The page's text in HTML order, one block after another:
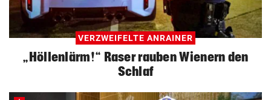
VERZWEIFELTE ANRAINER
„Höllenlärm!“ Raser rauben Wienern den
Schlaf